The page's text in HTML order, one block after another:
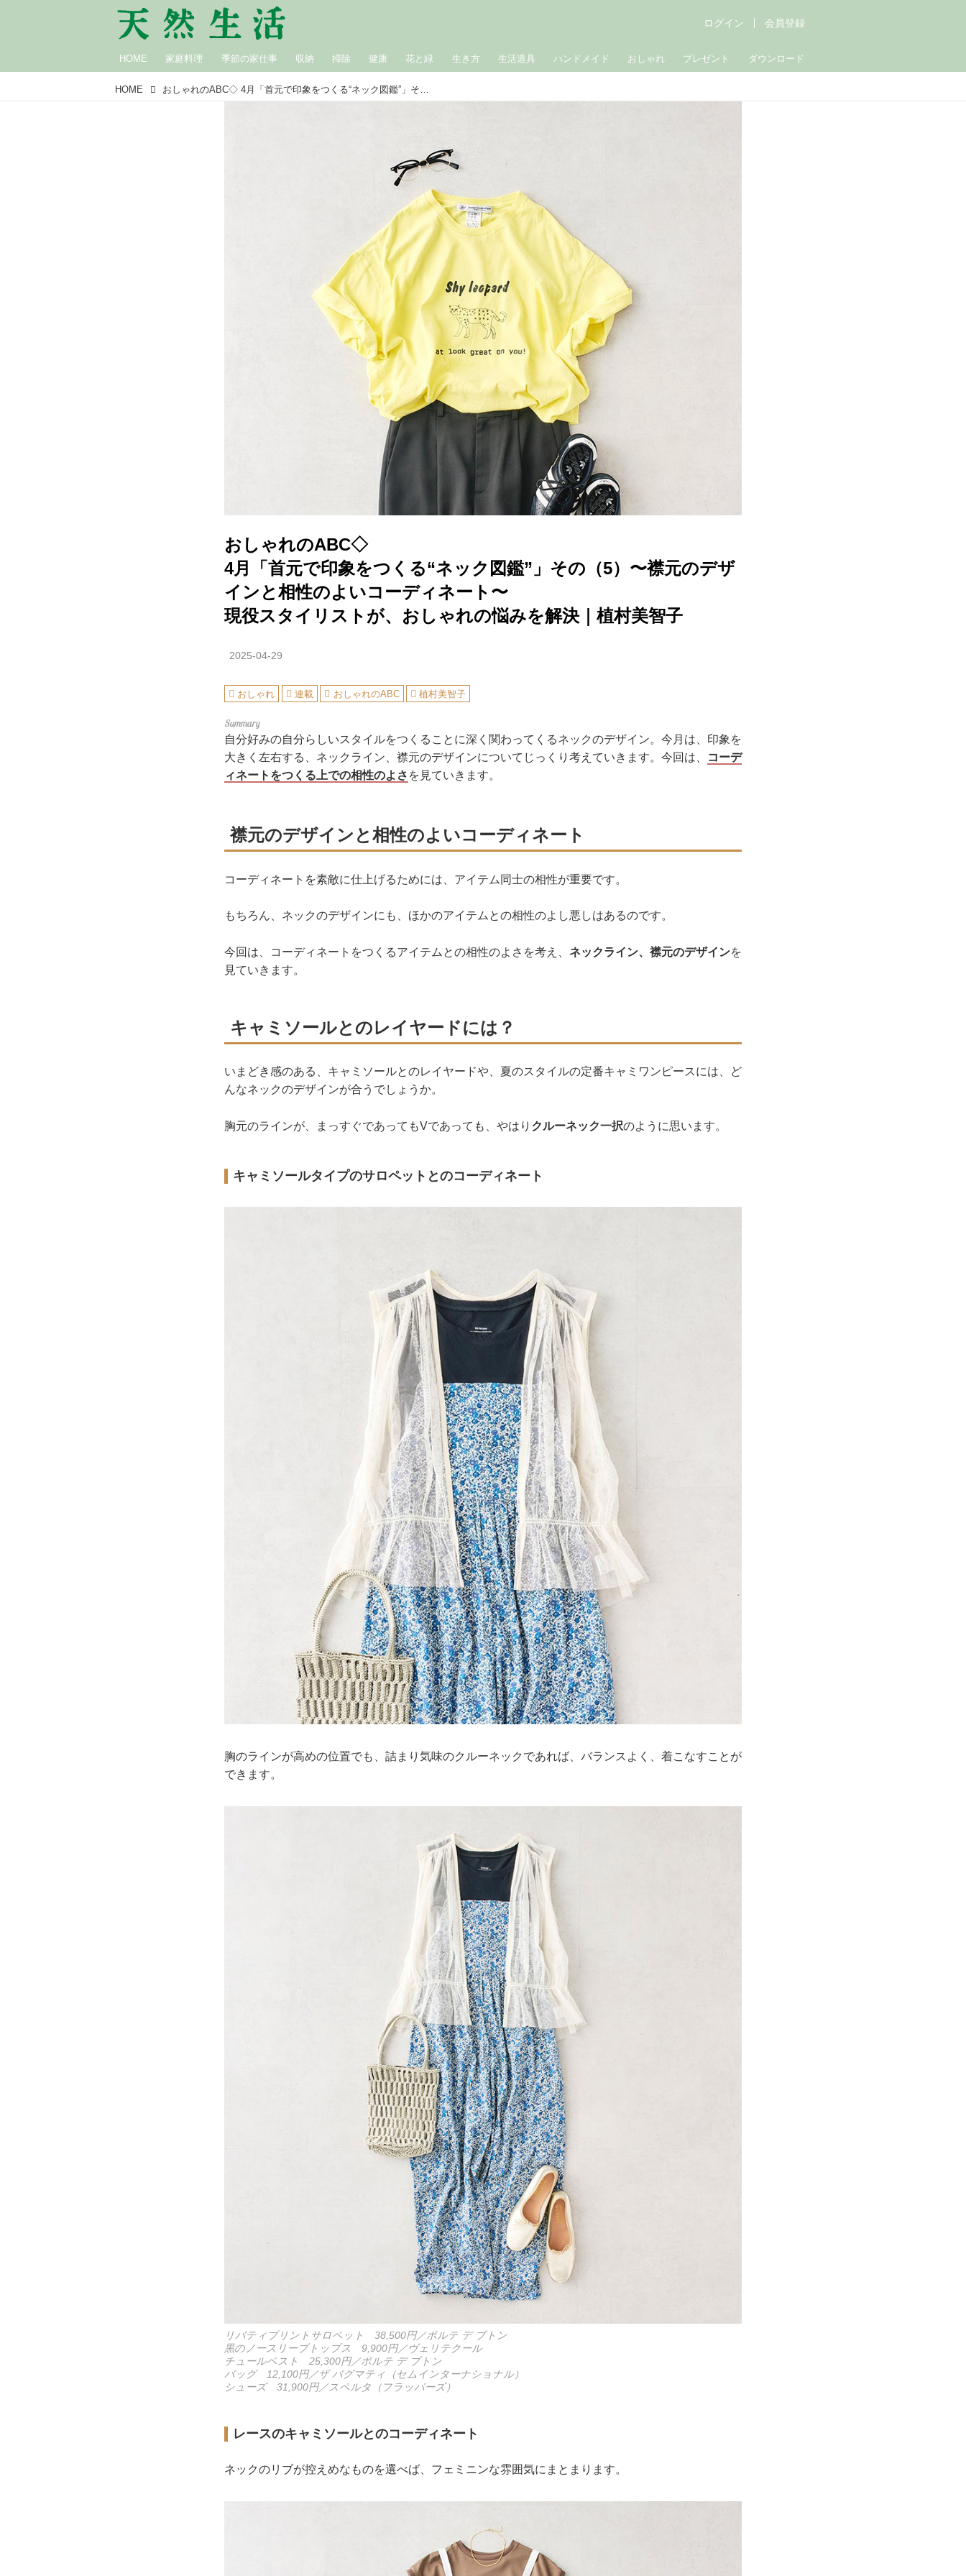
HOME 家庭料理 季節の家仕事 収納 掃除 健康 花と緑 生き方 生活道具 ハンドメイド おしゃれ プレゼント ダウンロード
ログイン 会員登録
HOME おしゃれのABC◇ 4月「首元で印象をつくる“ネック図鑑”」その（5）〜襟元のデザインと相性のよいコーディネート〜 現役スタイリストが、おしゃれの悩みを解決｜植村美智子
おしゃれのABC◇
4月「首元で印象をつくる“ネック図鑑”」その（5）〜襟元のデザ
インと相性のよいコーディネート〜
現役スタイリストが、おしゃれの悩みを解決｜植村美智子
2025-04-29
おしゃれ 連載 おしゃれのABC 植村美智子
自分好みの自分らしいスタイルをつくることに深く関わってくるネックのデザイン。今月は、印象を
大きく左右する、ネックライン、襟元のデザインについてじっくり考えていきます。今回は、
コーデ
ィネートをつくる上での相性のよさ を見ていきます。
襟元のデザインと相性のよいコーディネート
コーディネートを素敵に仕上げるためには、アイテム同士の相性が重要です。
もちろん、ネックのデザインにも、ほかのアイテムとの相性のよし悪しはあるのです。
今回は、コーディネートをつくるアイテムとの相性のよさを考え、 ネックライン、襟元のデザインを
見ていきます。
キャミソールとのレイヤードには？
いまどき感のある、キャミソールとのレイヤードや、夏のスタイルの定番キャミワンピースには、ど
んなネックのデザインが合うでしょうか。
胸元のラインが、まっすぐであってもVであっても、やはり クルーネック一択のように思います。
キャミソールタイプのサロペットとのコーディネート
胸のラインが高めの位置でも、詰まり気味のクルーネックであれば、バランスよく、着こなすことが
できます。
リバティプリントサロペット 38,500円／ポルテ デ ブトン
黒のノースリーブトップス 9,900円／ヴェリテクール
チュールベスト 25,300円／ポルテ デ ブトン
バッグ 12,100円／ザ バグマティ（セムインターナショナル）
シューズ 31,900円／スペルタ（フラッパーズ）
レースのキャミソールとのコーディネート
ネックのリブが控えめなものを選べば、フェミニンな雰囲気にまとまります。